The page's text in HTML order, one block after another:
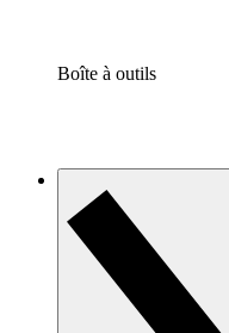
Boîte à outils